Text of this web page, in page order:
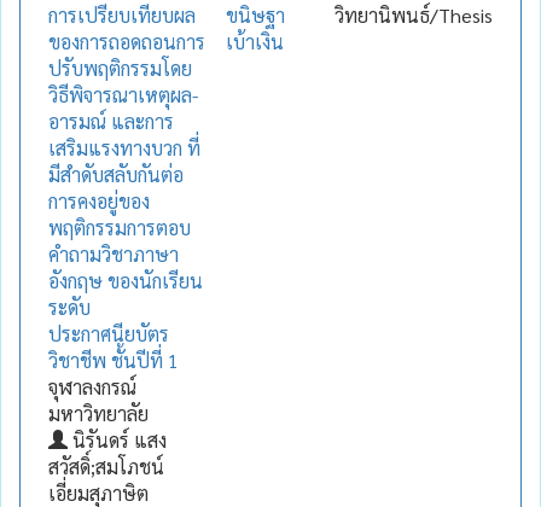
การเปรียบเทียบผล
ของการถอดถอนการ
ปรับพฤติกรรมโดย
วิธีพิจารณาเหตุผล-
อารมณ์ และการ
เสริมแรงทางบวก ที่
มีสำดับสลับกันต่อ
การคงอยู่ของ
พฤติกรรมการตอบ
คำถามวิชาภาษา
อังกฤษ ของนักเรียน
ระดับ
ประกาศนียบัตร
วิชาชีพ ชั้นปีที่ 1
จุฬาลงกรณ์
มหาวิทยาลัย
นิรันดร์ แสง
สวัสดิ์;สมโภชน์
เอี่ยมสุภาษิต
ขนิษฐา
เบ้าเงิน
วิทยานิพนธ์/Thesis